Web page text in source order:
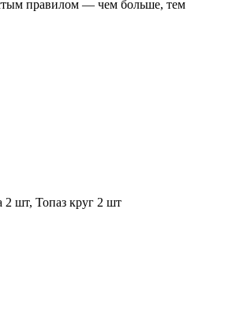
правилом — чем больше, тем
шт, Топаз круг 2 шт